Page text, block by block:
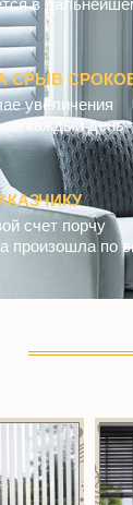
в
СРЫВ
увеличения
за каждый день
счет порчу
произошла по